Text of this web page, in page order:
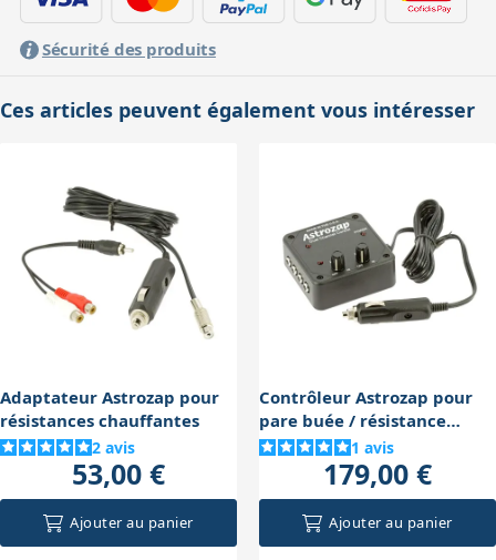
Sécurité des produits
Ces articles peuvent également vous intéresser
Adaptateur Astrozap pour
résistances chauffantes
2 avis
53,00 €
Ajouter au panier
Contrôleur Astrozap pour
pare buée / résistance
chauffante1 avis
179,00 €
Ajouter au panier